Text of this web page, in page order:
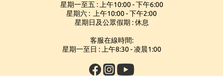
星期一至五 : 上午10:00 - 下午6:00
星期六 : 上午10:00 - 下午2:00
星期日及公眾假期 : 休息
客服在線時間:
星期一至日 : 上午8:30 - 凌晨1:00